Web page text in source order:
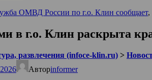
ОМВД России по г.о. Клин сообщает,
в г.о. Клин раскрыта
развлечения (infoce-klin.ru) >
Авторinformer